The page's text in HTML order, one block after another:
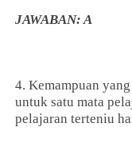
JAWABAN: A
4. Kemampuan
untuk satu mata
pelajaran terteniu